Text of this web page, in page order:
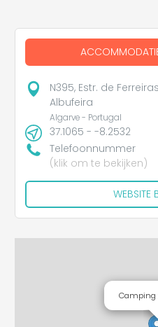
N395, Estr. de Ferreiras
Albufeira
Algarve - Portugal
37.1065 - -8.2532
Telefoonnummer
(klik om te bekijken)
WEBSITE
Camping